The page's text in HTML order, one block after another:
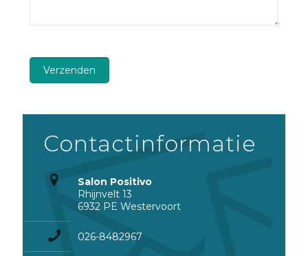
Contactinformatie
Salon Positivo
Rhijnvelt 13
6932 PE Westervoort
026-8482967